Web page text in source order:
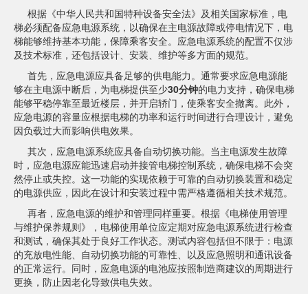
根据《中华人民共和国特种设备安全法》及相关国家标准，电
梯必须配备应急电源系统，以确保在主电源故障或停电情况下，电
梯能够维持基本功能，保障乘客安全。应急电源系统的配置不仅涉
及技术标准，还包括设计、安装、维护等多方面的规范。
首先，应急电源应具备足够的供电能力。通常要求应急电源能
够在主电源中断后，为电梯提供至少30分钟的电力支持，确保电梯
能够平稳停靠至最近楼层，并开启轿门，使乘客安全撤离。此外，
应急电源的容量应根据电梯的功率和运行时间进行合理设计，避免
因负载过大而影响供电效果。
其次，应急电源系统应具备自动切换功能。当主电源发生故障
时，应急电源应能迅速启动并接管电梯控制系统，确保电梯不会突
然停止或失控。这一功能的实现依赖于可靠的自动切换装置和稳定
的电源供应，因此在设计和安装过程中需严格遵循相关技术规范。
再者，应急电源的维护和管理同样重要。根据《电梯使用管理
与维护保养规则》，电梯使用单位应定期对应急电源系统进行检查
和测试，确保其处于良好工作状态。测试内容包括但不限于：电源
的充放电性能、自动切换功能的可靠性、以及应急照明和通讯设备
的正常运行。同时，应急电源的电池应按照制造商建议的周期进行
更换，防止因老化导致供电失效。